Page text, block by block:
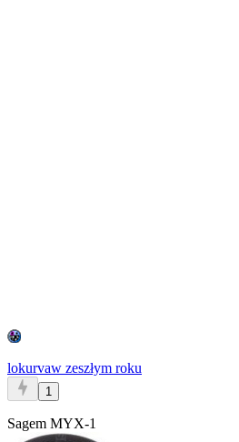
lokurvaw zeszłym roku
1
Sagem MYX-1